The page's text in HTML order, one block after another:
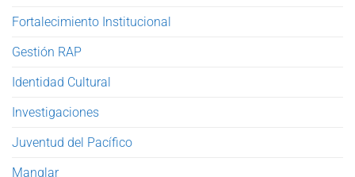
Fortalecimiento Institucional
Gestión RAP
Identidad Cultural
Investigaciones
Juventud del Pacífico
Manglar